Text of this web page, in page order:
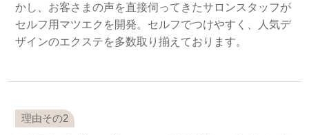
かし、お客さまの声を直接伺ってきたサロンスタッフが
セルフ用マツエクを開発。セルフでつけやすく、人気デ
ザインのエクステを多数取り揃えております。